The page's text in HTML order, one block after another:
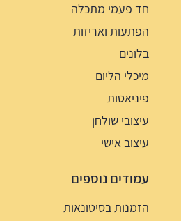
חד פעמי מתכלה
הפתעות ואריזות
בלונים
מיכלי הליום
פיניאטות
עיצובי שולחן
עיצוב אישי
עמודים נוספים
הזמנות בסיטונאות